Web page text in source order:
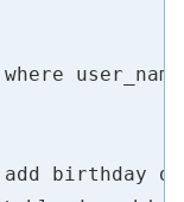
birthday